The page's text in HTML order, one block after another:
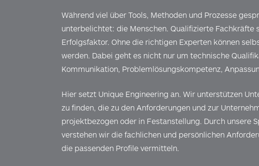
Während viel über Tools, Methoden und Prozesse
unterbelichtet: die Menschen. Qualifizierte Fachkräfte
Erfolgsfaktor. Ohne die richtigen Experten können
werden. Dabei geht es nicht nur um technische
Kommunikation, Problemlösungskompetenz,
Hier setzt Unique Engineering an. Wir unterstützen
zu finden, die zu den Anforderungen und zur
projektbezogen oder in Festanstellung. Durch unsere
verstehen wir die fachlichen und persönlichen
die passenden Profile vermitteln.